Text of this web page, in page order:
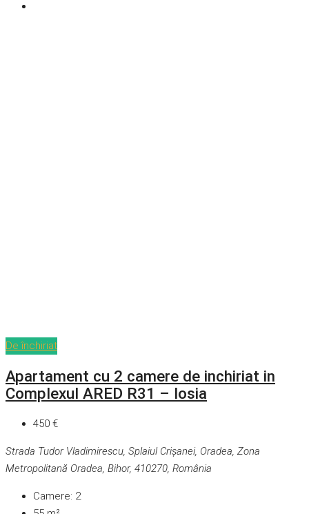
De închiriat
Apartament cu 2 camere de inchiriat in
Complexul ARED R31 – Iosia
450 €
Strada Tudor Vladimirescu, Splaiul Crișanei, Oradea, Zona
Metropolitană Oradea, Bihor, 410270, România
Camere: 2